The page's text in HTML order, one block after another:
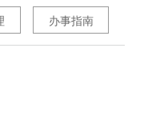
办事指南